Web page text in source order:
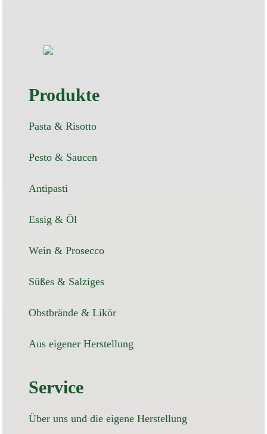
Produkte
Pasta & Risotto
Pesto & Saucen
Antipasti
Essig & Öl
Wein & Prosecco
Süßes & Salziges
Obstbrände & Likör
Aus eigener Herstellung
Service
Über uns und die eigene Herstellung